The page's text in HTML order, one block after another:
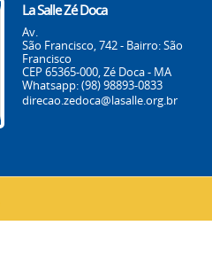
La Salle Zé Doca
Av.
São Francisco, 742 - Bairro: São
Francisco
CEP 65365-000, Zé Doca - MA
Whatsapp: (98) 98893-0833
direcao.zedoca@lasalle.org.br